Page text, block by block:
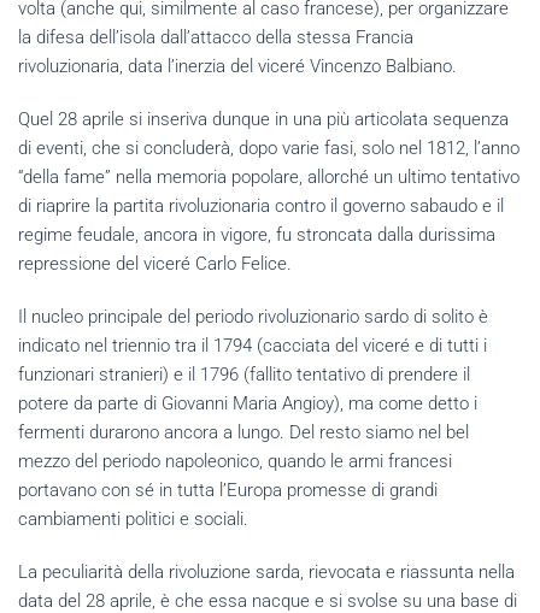
volta (anche qui, similmente al caso francese), per organizzare
la difesa dell’isola dall’attacco della stessa Francia
rivoluzionaria, data l’inerzia del viceré Vincenzo Balbiano.
Quel 28 aprile si inseriva dunque in una più articolata sequenza
di eventi, che si concluderà, dopo varie fasi, solo nel 1812, l’anno
“della fame” nella memoria popolare, allorché un ultimo tentativo
di riaprire la partita rivoluzionaria contro il governo sabaudo e il
regime feudale, ancora in vigore, fu stroncata dalla durissima
repressione del viceré Carlo Felice.
Il nucleo principale del periodo rivoluzionario sardo di solito è
indicato nel triennio tra il 1794 (cacciata del viceré e di tutti i
funzionari stranieri) e il 1796 (fallito tentativo di prendere il
potere da parte di Giovanni Maria Angioy), ma come detto i
fermenti durarono ancora a lungo. Del resto siamo nel bel
mezzo del periodo napoleonico, quando le armi francesi
portavano con sé in tutta l’Europa promesse di grandi
cambiamenti politici e sociali.
La peculiarità della rivoluzione sarda, rievocata e riassunta nella
data del 28 aprile, è che essa nacque e si svolse su una base di